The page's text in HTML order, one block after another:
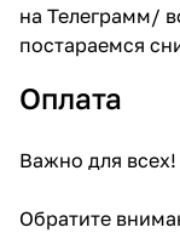
на Телеграмм/
постараемся
Оплата
Важно для всех!
Обратите